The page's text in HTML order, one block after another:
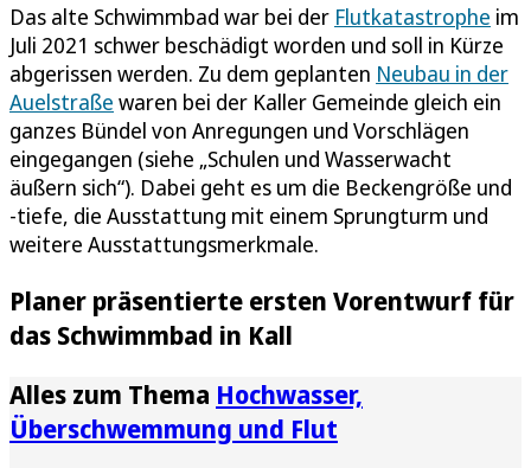
Das alte Schwimmbad war bei der Flutkatastrophe im
Juli 2021 schwer beschädigt worden und soll in Kürze
abgerissen werden. Zu dem geplanten Neubau in der
Auelstraße waren bei der Kaller Gemeinde gleich ein
ganzes Bündel von Anregungen und Vorschlägen
eingegangen (siehe „Schulen und Wasserwacht
äußern sich“). Dabei geht es um die Beckengröße und
-tiefe, die Ausstattung mit einem Sprungturm und
weitere Ausstattungsmerkmale.
Planer präsentierte ersten Vorentwurf für
das Schwimmbad in Kall
Alles zum Thema Hochwasser,
Überschwemmung und Flut